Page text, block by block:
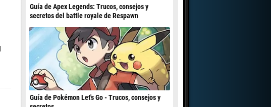
Guía de Apex Legends: Trucos, consejos y
secretos del battle royale de Respawn
Guía de Pokémon Let's Go - Trucos, consejos y